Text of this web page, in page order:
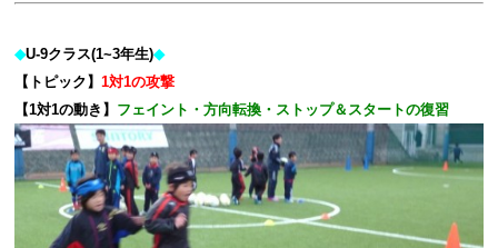
◆U-9クラス(1~3年生)◆
【トピック】1対1の攻撃
【1対1の動き】 フェイント・方向転換・ストップ＆スタートの復習